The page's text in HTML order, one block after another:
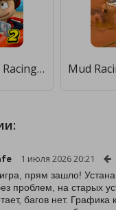
Beach Buggy Racing 2 [Много монет]
1 июля 2026 20:21
прям зашло!
проблем, на старых
багов нет. Графика